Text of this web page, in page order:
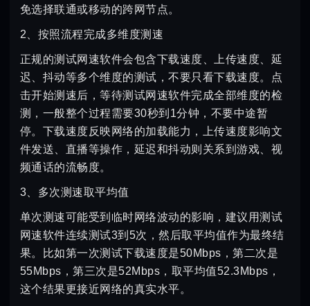
免选择联通或移动的跨网节点。
2、按照流程完成多维度测速
正规的测试网速软件会包含下载速度、上传速度、延
迟、抖动等多个维度的测试，不要只看下载速度。点
击开始测速后，等待测试网速软件完成全部维度的检
测，一般整个过程需要30秒到1分钟，不要中途暂
停。下载速度反映网络的加载能力，上传速度影响文
件发送、直播等操作，延迟和抖动则关系到游戏、视
频通话的流畅度。
3、多次测速取平均值
单次测速可能受到临时网络波动的影响，建议用测试
网速软件连续测试3到5次，然后取平均值作为最终结
果。比如第一次测试下载速度是50Mbps，第二次是
55Mbps，第三次是52Mbps，取平均值52.3Mbps，
这个结果更接近网络的真实水平。